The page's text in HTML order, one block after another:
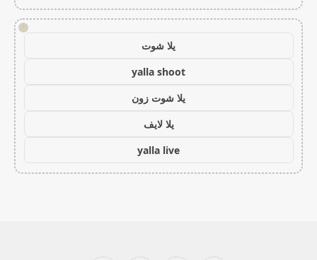
!
يلا شوت
yalla shoot
يلا شوت زون
يلا لايف
yalla live